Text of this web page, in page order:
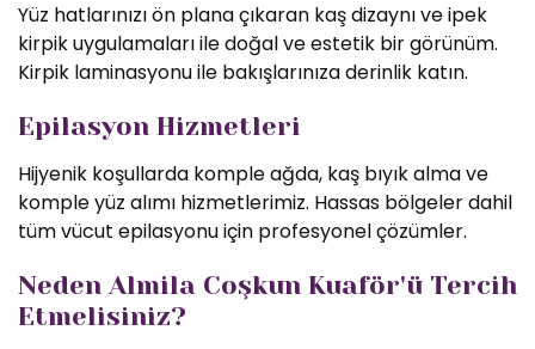
Yüz hatlarınızı ön plana çıkaran kaş dizaynı ve ipek
kirpik uygulamaları ile doğal ve estetik bir görünüm.
Kirpik laminasyonu ile bakışlarınıza derinlik katın.
Epilasyon Hizmetleri
Hijyenik koşullarda komple ağda, kaş bıyık alma ve
komple yüz alımı hizmetlerimiz. Hassas bölgeler dahil
tüm vücut epilasyonu için profesyonel çözümler.
Neden Almila Coşkun Kuaför'ü Tercih
Etmelisiniz?